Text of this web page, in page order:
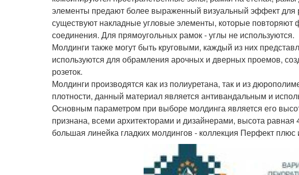
элементы предают более выраженный визуальный эффект для
существуют накладные угловые элементы, которые повторяют
соединения. Для прямоугольных рамок - углы не используются.
Молдинги также могут быть круговыми, каждый из них
используются для обрамления арочных и дверных проемов,
розеток.
Молдинги производятся как из полиуретана, так и из
плотности, данный материал является антивандальным и
Основным параметром при выборе молдинга является его
признана, всеми архитекторами и дизайнерами, высота
большая линейка гладких молдингов - коллекция Перфект